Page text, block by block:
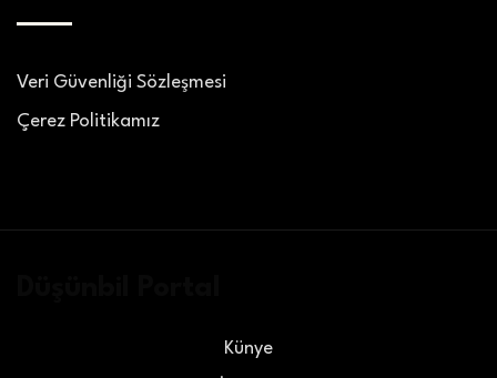
Veri Güvenliği Sözleşmesi
Çerez Politikamız
Künye